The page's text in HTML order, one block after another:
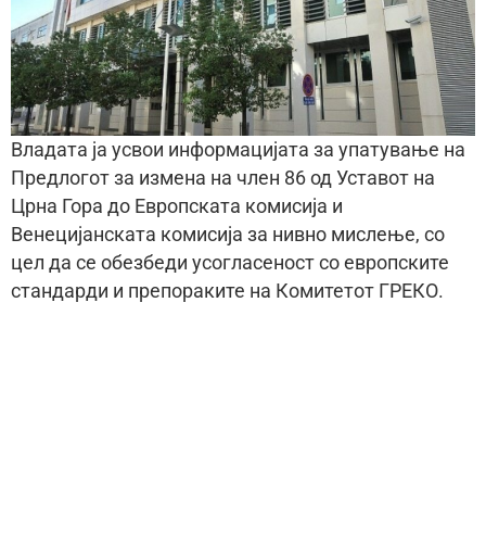
Владата ја усвои информацијата за упатување на
Предлогот за измена на член 86 од Уставот на
Црна Гора до Европската комисија и
Венецијанската комисија за нивно мислење, со
цел да се обезбеди усогласеност со европските
стандарди и препораките на Комитетот ГРЕКО.